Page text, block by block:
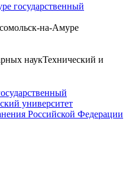
государственный
на-Амуре
наукТехнический и
университет
Российской Федерации